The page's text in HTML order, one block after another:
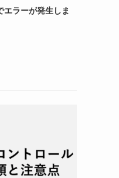
エラーが発生しま